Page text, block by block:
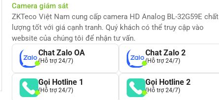
Camera giám sát
ZKTeco Việt Nam cung cấp camera HD Analog BL-32G59E chất
lượng tốt với giá cạnh tranh. Quý khách có thể truy cập vào
website của chúng tôi để nhận tư vấn.
Chat Zalo OA
(Hỗ trợ 24/7)
Chat Zalo 2
(Hỗ trợ 24/7)
Gọi Hotline 1
(Hỗ trợ 24/7)
Gọi Hotline 2
(Hỗ trợ 24/7)